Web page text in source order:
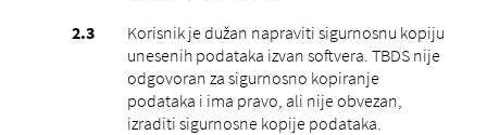
Korisnik je dužan napraviti sigurnosnu kopiju
unesenih podataka izvan softvera. TBDS nije
odgovoran za sigurnosno kopiranje
podataka i ima pravo, ali nije obvezan,
izraditi sigurnosne kopije podataka.